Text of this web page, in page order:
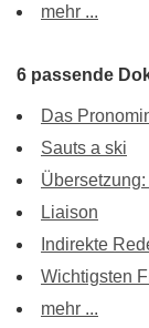
mehr ...
6 passende
Das
Sauts a ski
Liaison
Indirekte
Wichtigsten
mehr ...